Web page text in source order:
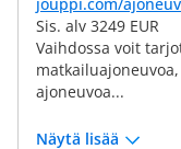
Sis. alv 3249 EUR
Vaihdossa voit
ajoneuvoa...
Näytä lisää